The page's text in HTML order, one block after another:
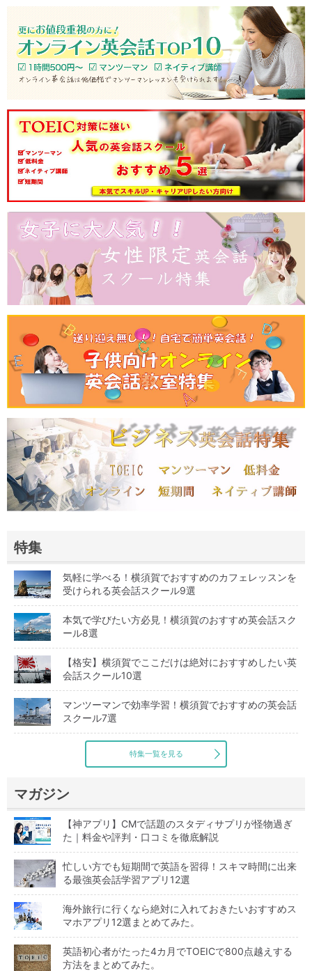
特集
気軽に学べる！横須賀でおすすめのカフェレッスンを
受けられる英会話スクール9選
本気で学びたい方必見！横須賀のおすすめ英会話スク
ール8選
【格安】横須賀でここだけは絶対におすすめしたい英
会話スクール10選
マンツーマンで効率学習！横須賀でおすすめの英会話
スクール7選
特集一覧を見る
マガジン
【神アプリ】CMで話題のスタディサプリが怪物過ぎ
た｜料金や評判・口コミを徹底解説
忙しい方でも短期間で英語を習得！スキマ時間に出来
る最強英会話学習アプリ12選
海外旅行に行くなら絶対に入れておきたいおすすめス
マホアプリ12選まとめてみた。
英語初心者がたった4カ月でTOEICで800点越えする
方法をまとめてみた。